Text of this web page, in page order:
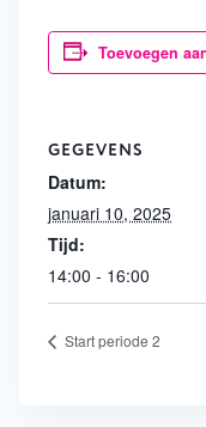
Toevoegen
GEGEVENS
Datum:
januari 10, 2025
Tijd:
14:00 - 16:00
Start periode 2